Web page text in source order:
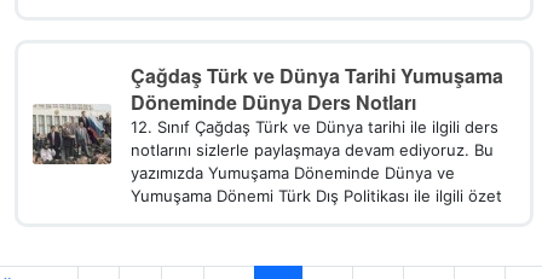
Çağdaş Türk ve Dünya Tarihi Yumuşama
Döneminde Dünya Ders Notları
12. Sınıf Çağdaş Türk ve Dünya tarihi ile ilgili ders
notlarını sizlerle paylaşmaya devam ediyoruz. Bu
yazımızda Yumuşama Döneminde Dünya ve
Yumuşama Dönemi Türk Dış Politikası ile ilgili özet